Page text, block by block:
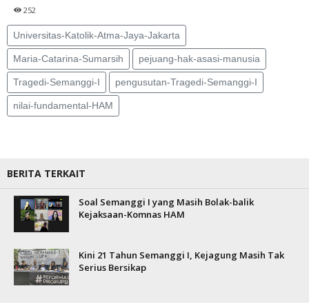
252
Universitas-Katolik-Atma-Jaya-Jakarta
Maria-Catarina-Sumarsih pejuang-hak-asasi-manusia
Tragedi-Semanggi-I pengusutan-Tragedi-Semanggi-I
nilai-fundamental-HAM
BERITA TERKAIT
Soal Semanggi I yang Masih Bolak-balik
Kejaksaan-Komnas HAM
Kini 21 Tahun Semanggi I, Kejagung Masih Tak
Serius Bersikap